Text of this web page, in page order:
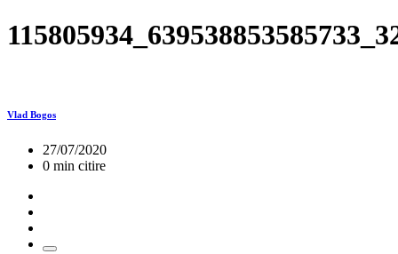
Vlad Bogos
27/07/2020
0 min citire